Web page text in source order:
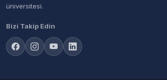
üniversitesi.
Bizi Takip Edin